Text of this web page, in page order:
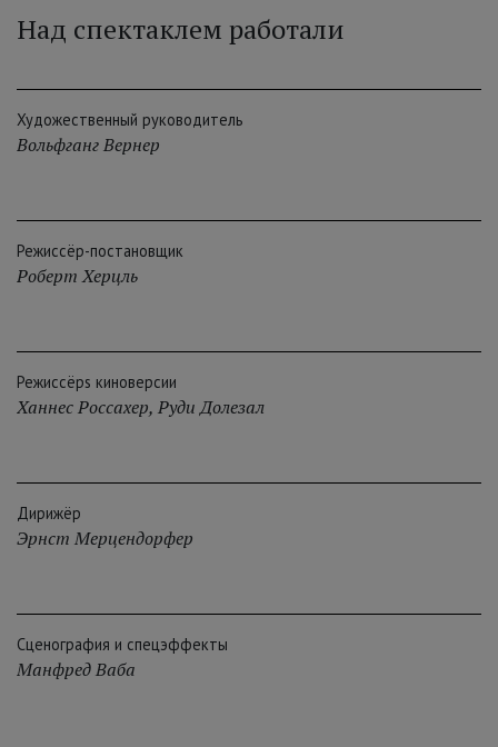
Над спектаклем работали
Художественный руководитель
Вольфганг Вернер
Режиссёр-постановщик
Роберт Херцль
Режиссёрs киноверсии
Ханнес Россахер, Руди Долезал
Дирижёр
Эрнст Мерцендорфер
Сценография и спецэффекты
Манфред Ваба